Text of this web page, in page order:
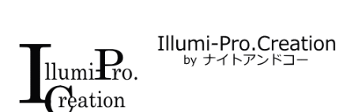
content